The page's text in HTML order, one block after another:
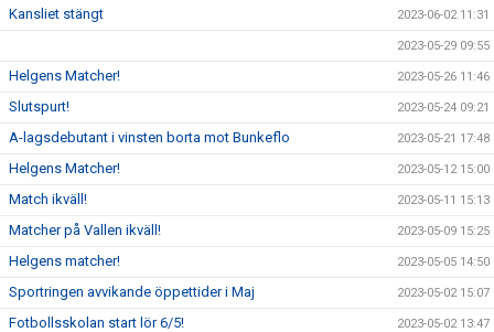
Kansliet stängt 2023-06-02 11:31
2023-05-29 09:55
Helgens Matcher! 2023-05-26 11:46
Slutspurt! 2023-05-24 09:21
A-lagsdebutant i vinsten borta mot Bunkeflo 2023-05-21 17:48
Helgens Matcher! 2023-05-12 15:00
Match ikväll! 2023-05-11 15:13
Matcher på Vallen ikväll! 2023-05-09 15:25
Helgens matcher! 2023-05-05 14:50
Sportringen avvikande öppettider i Maj 2023-05-02 15:07
Fotbollsskolan start lör 6/5! 2023-05-02 13:47